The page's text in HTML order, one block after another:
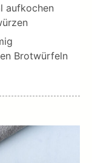
aufkochen
Brotwürfeln